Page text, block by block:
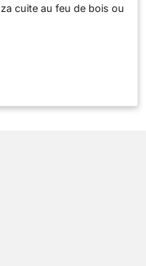
cuite au feu de bois ou
intégrée, pierre
FACILE,
chaque cuisson
conduits d'aération +
une cuisson et fumage